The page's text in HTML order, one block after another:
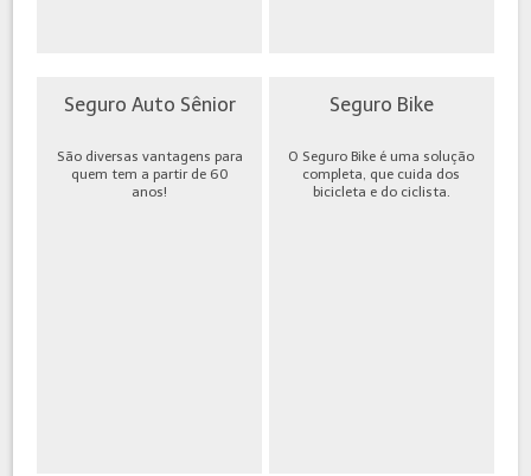
Seguro Auto Sênior
São diversas vantagens para
quem tem a partir de 60
anos!
Seguro Bike
O Seguro Bike é uma solução
completa, que cuida dos
bicicleta e do ciclista.